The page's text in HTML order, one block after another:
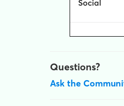
Questions?
Ask the